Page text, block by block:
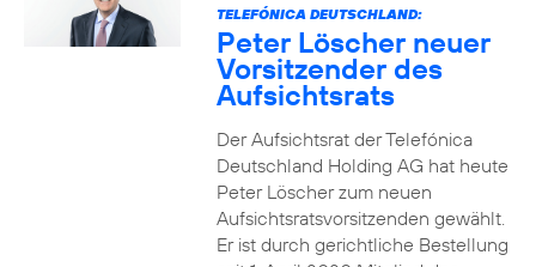
TELEFÓNICA DEUTSCHLAND:
Peter Löscher neuer
Vorsitzender des
Aufsichtsrats
Der Aufsichtsrat der Telefónica
Deutschland Holding AG hat heute
Peter Löscher zum neuen
Aufsichtsratsvorsitzenden gewählt.
Er ist durch gerichtliche Bestellung